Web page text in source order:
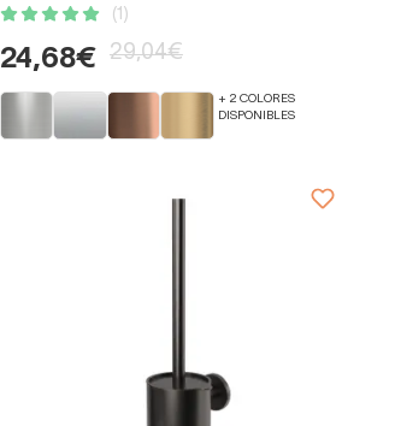
(1)
24,68€ 29,04€
+ 2 COLORES
DISPONIBLES